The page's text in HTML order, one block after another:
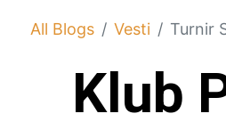
All Blogs Vesti Turnir
Klub